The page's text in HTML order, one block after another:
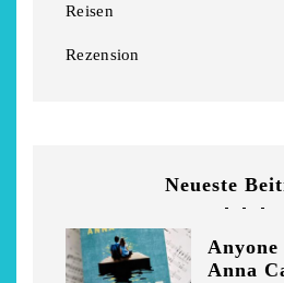
Reisen
Rezension
Neueste
Anna